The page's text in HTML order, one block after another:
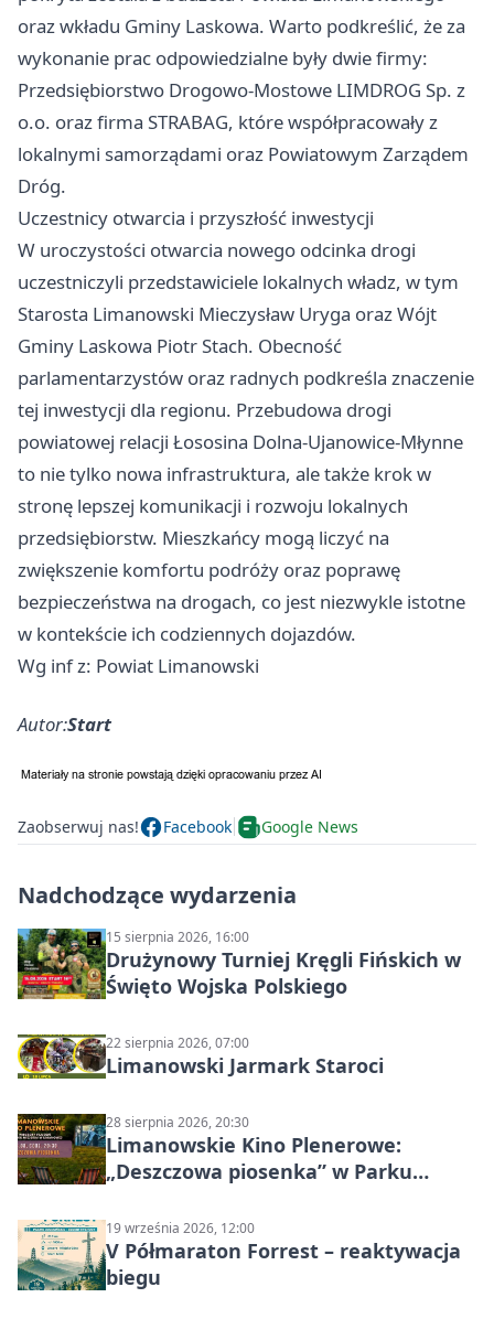
oraz wkładu Gminy Laskowa. Warto podkreślić, że za
wykonanie prac odpowiedzialne były dwie firmy:
Przedsiębiorstwo Drogowo-Mostowe LIMDROG Sp. z
o.o. oraz firma STRABAG, które współpracowały z
lokalnymi samorządami oraz Powiatowym Zarządem
Dróg.
Uczestnicy otwarcia i przyszłość inwestycji
W uroczystości otwarcia nowego odcinka drogi
uczestniczyli przedstawiciele lokalnych władz, w tym
Starosta Limanowski Mieczysław Uryga oraz Wójt
Gminy Laskowa Piotr Stach. Obecność
parlamentarzystów oraz radnych podkreśla znaczenie
tej inwestycji dla regionu. Przebudowa drogi
powiatowej relacji Łososina Dolna-Ujanowice-Młynne
to nie tylko nowa infrastruktura, ale także krok w
stronę lepszej komunikacji i rozwoju lokalnych
przedsiębiorstw. Mieszkańcy mogą liczyć na
zwiększenie komfortu podróży oraz poprawę
bezpieczeństwa na drogach, co jest niezwykle istotne
w kontekście ich codziennych dojazdów.
Wg inf z: Powiat Limanowski
Autor:Start
Zaobserwuj nas! Facebook Google News
Nadchodzące wydarzenia
15 sierpnia 2026, 16:00
Drużynowy Turniej Kręgli Fińskich w
Święto Wojska Polskiego
22 sierpnia 2026, 07:00
Limanowski Jarmark Staroci
28 sierpnia 2026, 20:30
Limanowskie Kino Plenerowe:
„Deszczowa piosenka” w Parku
19 września 2026, 12:00
V Półmaraton Forrest – reaktywacja
biegu